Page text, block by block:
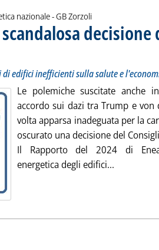
nazionale -di:
GB Zorzoli
scandalosa
edifici inefficienti sulla salute e
Le polemiche suscitate anche
accordo sui dazi tra Trump e von
volta apparsa inadeguata per la
oscurato una decisione del
Il Rapporto del 2024 di
energetica degli edifici...